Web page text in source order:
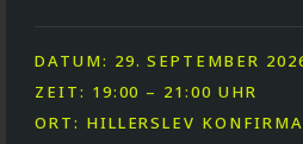
DATUM: 29. SEPTEMBER
ZEIT: 19:00 – 21:00 UHR
ORT: HILLERSLEV